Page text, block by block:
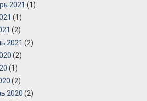
2021 (1)
(1)
(2)
2021 (2)
(2)
(1)
(2)
2020 (2)